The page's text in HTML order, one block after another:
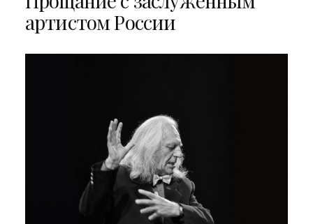
артистом России